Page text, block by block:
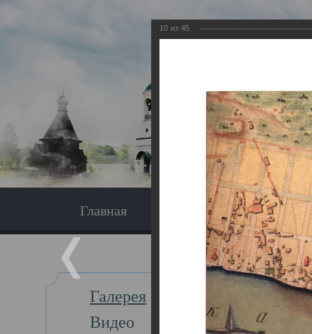
Главная Экскурсия
Галерея
Видео
Главная
10 из 45